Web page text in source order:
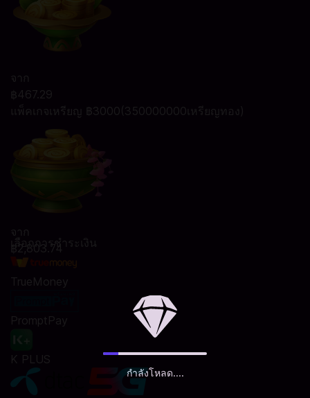
กำลังโหลด....
จาก
฿467.29
แพ็คเกจเหรียญ ฿3000(350000000เหรียญทอง)
จาก
฿2,803.74
เลือกการชำระเงิน
TrueMoney
PromptPay
K PLUS